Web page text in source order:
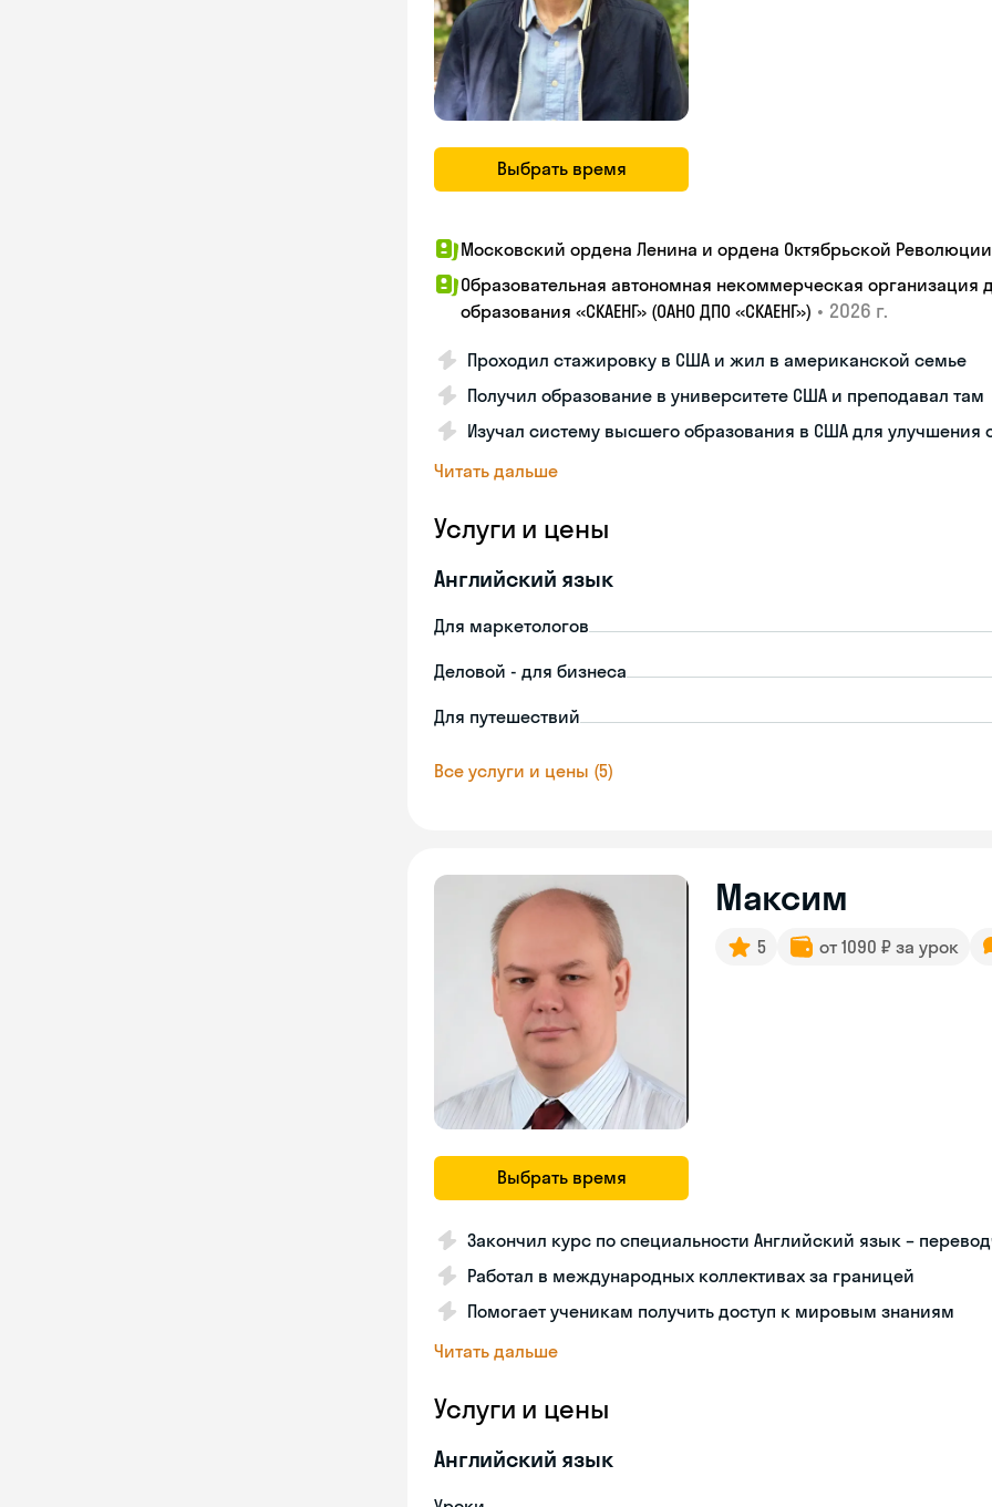
Выбрать время
Московский ордена Ленина и ордена Октябрьской
Образовательная автономная некоммерческая организация
образования «СКАЕНГ» (ОАНО ДПО «СКАЕНГ») • 2026 г.
Проходил стажировку в США и жил в американской семье
Получил образование в университете США и преподавал там
Изучал систему высшего образования в США для улучшения
Читать дальше
Услуги и цены
Английский язык
Для маркетологов
Деловой - для бизнеса
Для путешествий
Все услуги и цены (5)
Выбрать время
Максим
5 от 1090 ₽ за урок
Закончил курс по специальности Английский язык –
Работал в международных коллективах за границей
Помогает ученикам получить доступ к мировым знаниям
Читать дальше
Услуги и цены
Английский язык